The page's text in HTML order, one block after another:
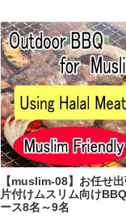
【muslim-08】お任せ
片付けムスリム向け
ース8名～9名